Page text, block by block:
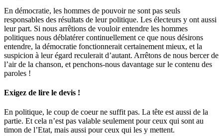
En démocratie, les hommes de pouvoir ne sont pas seuls
responsables des résultats de leur politique. Les électeurs y ont aussi
leur part. Si nous arrêtions de vouloir entendre les hommes
politiques nous déblatérer continuellement ce que nous désirons
entendre, la démocratie fonctionnerait certainement mieux, et la
suspicion à leur égard reculerait d’autant. Arrêtons de nous bercer de
l’air de la chanson, et penchons-nous davantage sur le contenu des
paroles !
Exigez de lire le devis !
En politique, le coup de coeur ne suffit pas. La tête est aussi de la
partie. Et cela n’est pas valable seulement pour ceux qui sont au
timon de l’Etat, mais aussi pour ceux qui les y mettent.